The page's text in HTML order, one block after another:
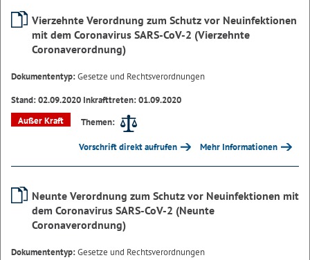
Vierzehnte Verordnung zum Schutz vor Neuinfektionen
mit dem Coronavirus SARS-CoV-2 (Vierzehnte
Coronaverordnung)
Dokumententyp:Gesetze und Rechtsverordnungen
Stand: 02.09.2020 Inkrafttreten: 01.09.2020
Außer Kraft
Themen:
Vorschrift direkt aufrufen Mehr Informationen
Neunte Verordnung zum Schutz vor Neuinfektionen mit
dem Coronavirus SARS-CoV-2 (Neunte
Coronaverordnung)
Dokumententyp:Gesetze und Rechtsverordnungen